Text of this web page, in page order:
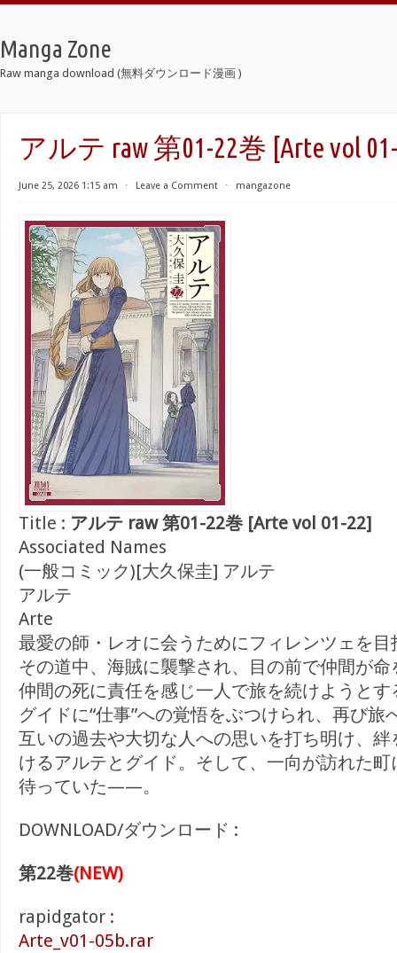
Manga Zone
Raw manga download (無料ダウンロード漫画 )
アルテ raw 第01-22巻 [Arte vol
June 25, 2026 1:15 am ⋅ Leave a Comment ⋅ mangazone
Title : アルテ raw 第01-22巻 [Arte vol 01-22]
Associated Names
(一般コミック)[大久保圭] アルテ
アルテ
Arte
最愛の師・レオに会うためにフィレンツェを
その道中、海賊に襲撃され、目の前で仲間が
仲間の死に責任を感じ一人で旅を続けようと
グイドに“仕事”への覚悟をぶつけられ、再び旅
互いの過去や大切な人への思いを打ち明け、
けるアルテとグイド。そして、一向が訪れた
待っていた——。
DOWNLOAD/ダウンロード :
第22巻(NEW)
rapidgator :
Arte_v01-05b.rar